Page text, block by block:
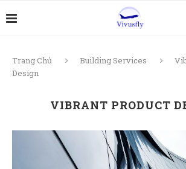
Trang Chủ Building Services
Design
VIBRANT PRODUCT